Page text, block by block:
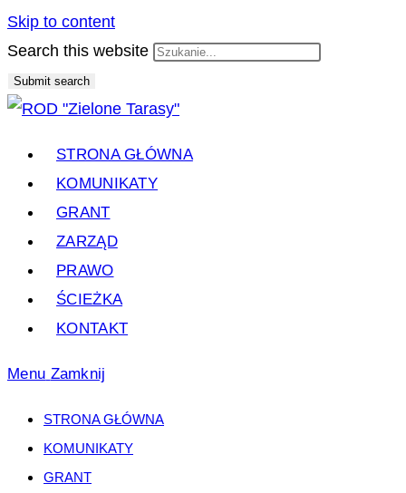
Skip to content
Search this website
Submit search
STRONA GŁÓWNA
KOMUNIKATY
GRANT
ZARZĄD
PRAWO
ŚCIEŻKA
KONTAKT
Menu Zamknij
STRONA GŁÓWNA
KOMUNIKATY
GRANT